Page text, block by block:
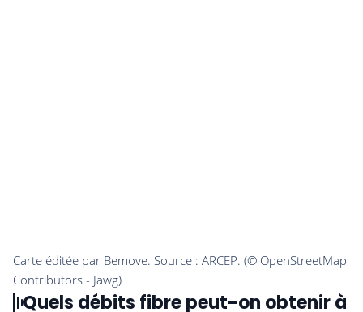
Quels débits fibre peut-on obtenir à